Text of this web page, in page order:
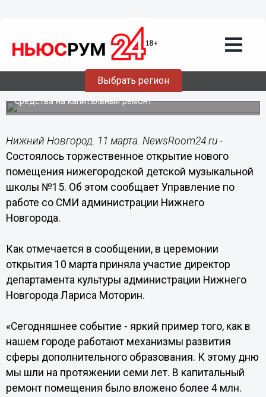
Выбрать регион
Открыто новое помещение детской
музыкальной школы №15 в Нижнем
Детской музыкальной школе было предоставлено
дополнительное помещение и выделены бюджетные
средства на капитальный ремонт.
Нижний Новгород. 11 марта. NewsRoom24.ru -
Состоялось торжественное открытие нового
помещения нижегородской детской музыкальной
школы №15. Об этом сообщает Управление по
работе со СМИ администрации Нижнего
Новгорода.
Как отмечается в сообщении, в церемонии
открытия 10 марта приняла участие директор
департамента культуры администрации Нижнего
Новгорода Лариса Моторин.
«Сегодняшнее событие - яркий пример того, как в
нашем городе работают механизмы развития
сферы дополнительного образования. К этому дню
мы шли на протяжении семи лет. В капитальный
ремонт помещения было вложено более 4 млн.